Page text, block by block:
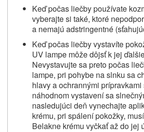
Keď počas liečby používate
vyberajte si také, ktoré
a nemajú adstringentné
Keď počas liečby vystavíte
UV lampe môže dôjsť k jej
Nevystavujte sa preto počas
lampe, pri pohybe na slnku sa
hlavy a ochrannými
náhodnom vystavení sa
nasledujúci deň vynechajte
krému, pri spálení pokožky,
Belakne krému vyčkať až do jej